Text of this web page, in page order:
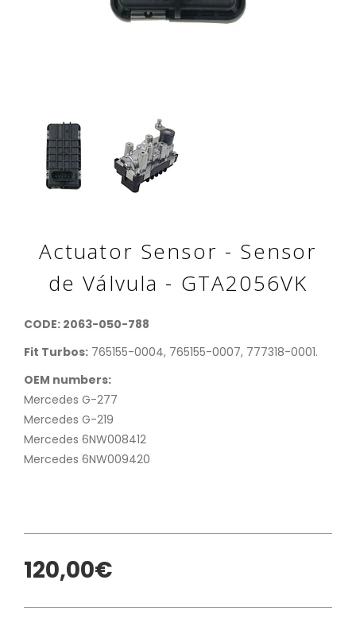
Actuator Sensor - Sensor
de Válvula - GTA2056VK
CODE: 2063-050-788
Fit Turbos: 765155-0004, 765155-0007, 777318-0001.
OEM numbers:
Mercedes G-277
Mercedes G-219
Mercedes 6NW008412
Mercedes 6NW009420
120,00€